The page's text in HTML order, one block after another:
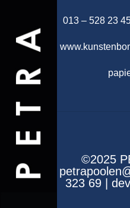
013 – 528 23
©2025
323 69 |